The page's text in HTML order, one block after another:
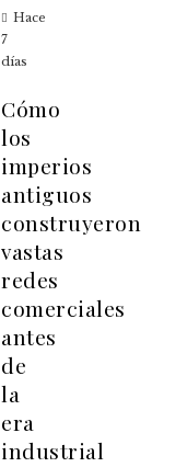
Hace
7
días
Cómo
los
imperios
antiguos
construyeron
vastas
redes
comerciales
antes
de
la
era
industrial